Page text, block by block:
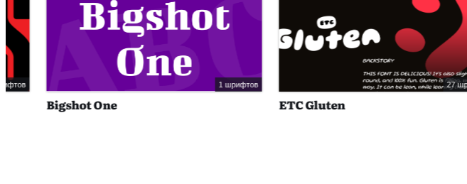
1 шрифтов
Bigshot One
27 шрифтов
ETC Gluten